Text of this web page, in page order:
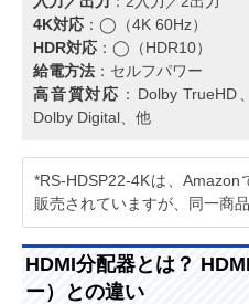
4K対応 ：◯（4K 60Hz）
HDR対応 ：◯（HDR10）
給電方法 ：セルフパワー
高音質対応 ：Dolby TrueHD
Dolby Digital、他
*RS-HDSP22-4Kは、
販売されていますが、同一商品
HDMI分配器とは？
ー）との違い